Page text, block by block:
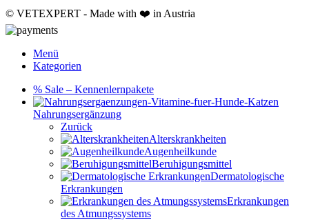
© VETEXPERT - Made with ❤️ in Austria
Menü
Kategorien
% Sale – Kennenlernpakete
Nahrungsergänzung
Zurück
Alterskrankheiten
Augenheilkunde
Beruhigungsmittel
Dermatologische
Erkrankungen
Erkrankungen
des Atmungssystems